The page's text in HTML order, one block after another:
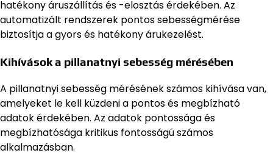
hatékony áruszállítás és -elosztás érdekében. Az
automatizált rendszerek pontos sebességmérése
biztosítja a gyors és hatékony árukezelést.
Kihívások a pillanatnyi sebesség mérésében
A pillanatnyi sebesség mérésének számos kihívása van,
amelyeket le kell küzdeni a pontos és megbízható
adatok érdekében. Az adatok pontossága és
megbízhatósága kritikus fontosságú számos
alkalmazásban.